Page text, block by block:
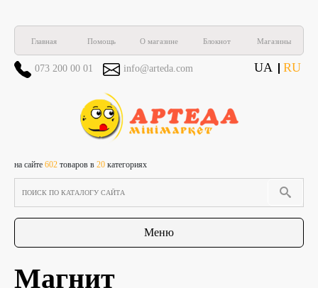
Главная Помощь О магазине Блокнот Магазины
UA RU
073 200 00 01 info@arteda.com
на сайте 602 товаров в 20 категориях
Меню
Магнит